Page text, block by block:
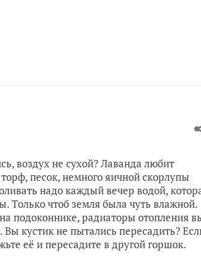
воздух не сухой? Лаванда любит
песок, немного яичной скорлупы
надо каждый вечер водой,
Только чтоб земля была чуть влажной.
подоконнике, радиаторы отопления
кустик не пытались пересадить?
её и пересадите в другой горшок.